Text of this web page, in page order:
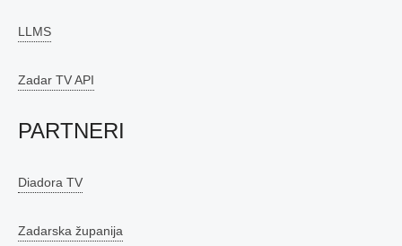
LLMS
Zadar TV API
PARTNERI
Diadora TV
Zadarska županija